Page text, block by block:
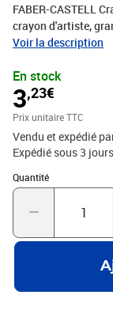
FABER-CASTELL
crayon d'artiste,
de couleur, adapté
épaisseur de mine:
Voir la description
En stock
3,23€
Prix unitaire TTC
Vendu et expédié
Expédié sous 3
Quantité
Quantité : 1